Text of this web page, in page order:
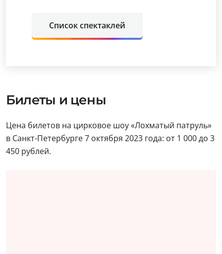
Список спектаклей
Билеты и цены
Цена билетов на цирковое шоу «Лохматый патруль»
в Санкт-Петербурге 7 октября 2023 года: от 1 000 до 3
450 рублей.